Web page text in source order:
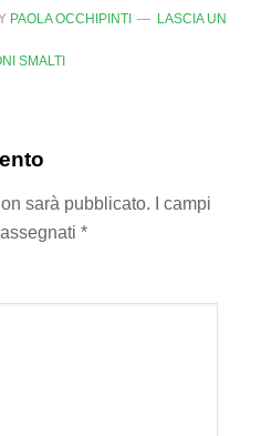
PAOLA OCCHIPINTI
LASCIA UN
SMALTI
sarà pubblicato.
I campi
*